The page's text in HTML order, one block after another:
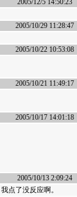
2005/12/5 14:50:23
2005/10/29 11:28:47
2005/10/22 10:53:08
2005/10/21 11:49:17
2005/10/17 14:01:18
2005/10/13 2:09:24
点了没反应啊。